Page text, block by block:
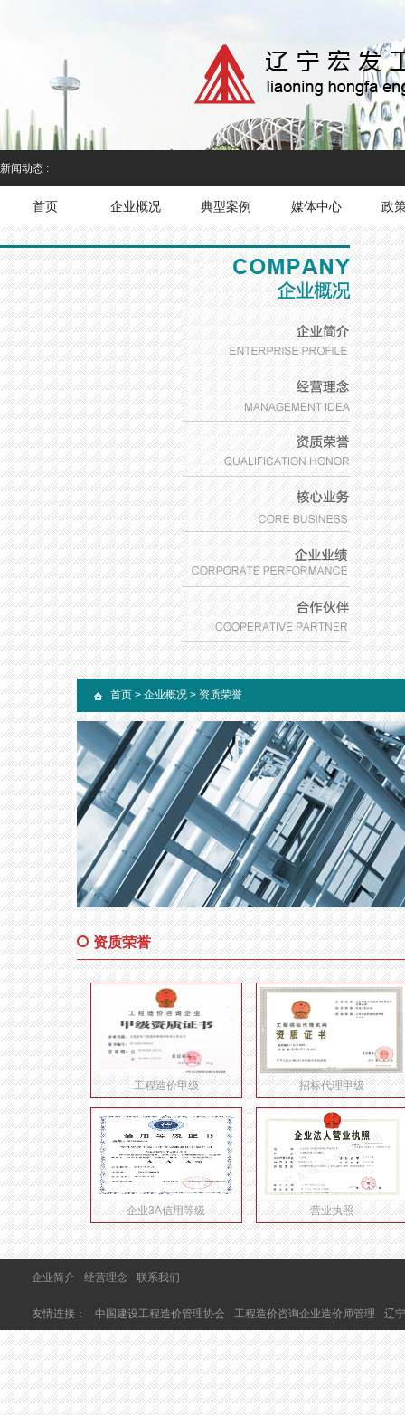
新闻动态 :
首页 企业概况 典型案例 媒体中心 政
首页 > 企业概况 > 资质荣誉
资质荣誉
工程造价甲级 招标代理甲级
企业3A信用等级 营业执照
企业简介 经营理念 联系我们
友情连接： 中国建设工程造价管理协会 工程造价咨询企业造价师管理 辽